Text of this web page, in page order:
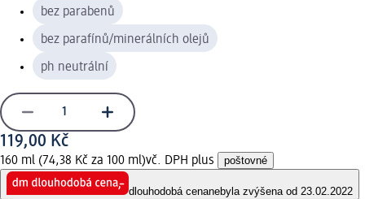
bez parabenů
bez parafínů/minerálních olejů
ph neutrální
119,00 Kč
160 ml (74,38 Kč za 100 ml)vč. DPH plus poštovné
dlouhodobá cenanebyla zvýšena od 23.02.2022